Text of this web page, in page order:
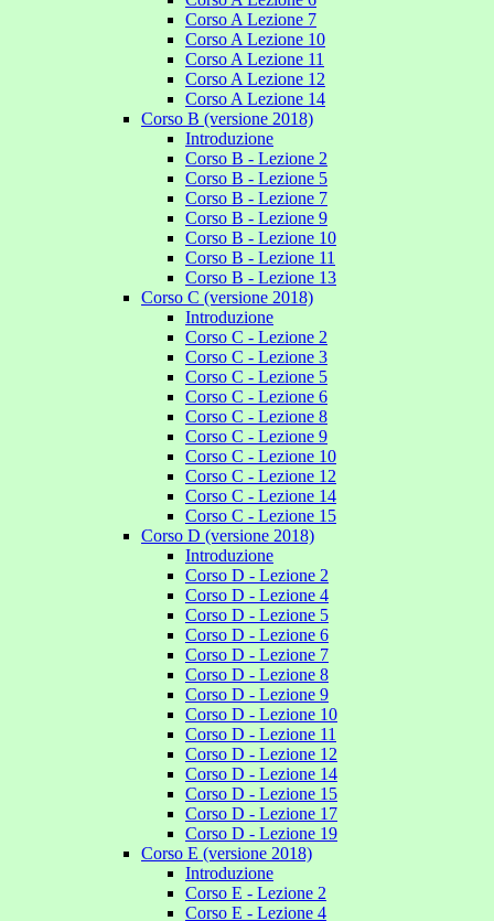
Corso A Lezione 7
Corso A Lezione 10
Corso A Lezione 11
Corso A Lezione 12
Corso A Lezione 14
Corso B (versione 2018)
Introduzione
Corso B - Lezione 2
Corso B - Lezione 5
Corso B - Lezione 7
Corso B - Lezione 9
Corso B - Lezione 10
Corso B - Lezione 11
Corso B - Lezione 13
Corso C (versione 2018)
Introduzione
Corso C - Lezione 2
Corso C - Lezione 3
Corso C - Lezione 5
Corso C - Lezione 6
Corso C - Lezione 8
Corso C - Lezione 9
Corso C - Lezione 10
Corso C - Lezione 12
Corso C - Lezione 14
Corso C - Lezione 15
Corso D (versione 2018)
Introduzione
Corso D - Lezione 2
Corso D - Lezione 4
Corso D - Lezione 5
Corso D - Lezione 6
Corso D - Lezione 7
Corso D - Lezione 8
Corso D - Lezione 9
Corso D - Lezione 10
Corso D - Lezione 11
Corso D - Lezione 12
Corso D - Lezione 14
Corso D - Lezione 15
Corso D - Lezione 17
Corso D - Lezione 19
Corso E (versione 2018)
Introduzione
Corso E - Lezione 2
Corso E - Lezione 4